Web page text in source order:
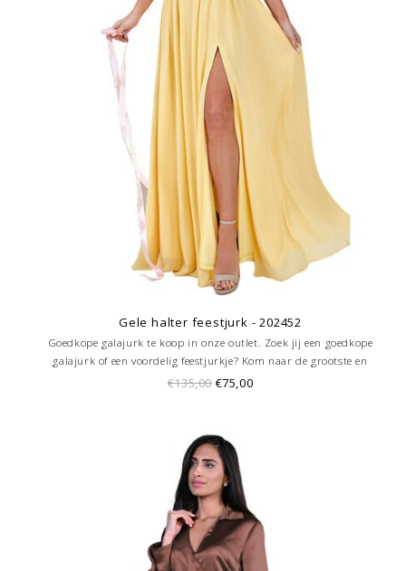
Gele halter feestjurk - 202452
Goedkope galajurk te koop in onze outlet. Zoek jij een goedkope
galajurk of een voordelig feestjurkje? Kom naar de grootste en
goedkoopste galajurken outlet in de regio Amersfoort. Altijd voordelig!
€135,00 €75,00